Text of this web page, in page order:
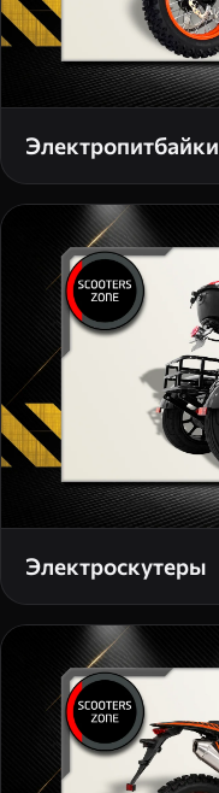
Электропитбайки
Электроскутеры